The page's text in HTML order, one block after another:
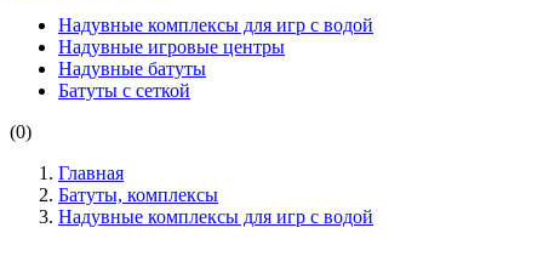
Надувные комплексы для игр с водой
Надувные игровые центры
Надувные батуты
Батуты с сеткой
(0)
Главная
Батуты, комплексы
Надувные комплексы для игр с водой